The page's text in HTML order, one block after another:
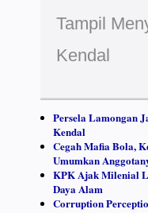
Tampil
Kendal
Persela Lamongan
Kendal
Cegah Mafia Bola,
Umumkan
KPK Ajak Milenial
Daya Alam
Corruption